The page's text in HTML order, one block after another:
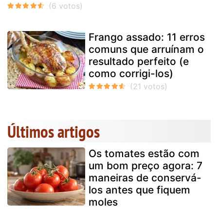
Frango assado: 11 erros
comuns que arruínam o
resultado perfeito (e
como corrigi-los)
Últimos artigos
Os tomates estão com
um bom preço agora: 7
maneiras de conservá-
los antes que fiquem
moles